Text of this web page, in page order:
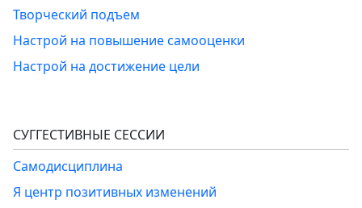
Творческий подъем
Настрой на повышение самооценки
Настрой на достижение цели
СУГГЕСТИВНЫЕ СЕССИИ
Самодисциплина
Я центр позитивных изменений